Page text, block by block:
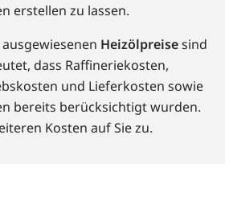
erstellen zu lassen.
Heizölpreisesind
dass Raffineriekosten,
und Lieferkosten sowie
bereits berücksichtigt wurden.
Kosten auf Sie zu.